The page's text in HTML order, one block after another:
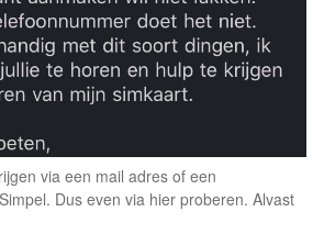
via een mail adres of een
Dus even via hier proberen. Alvast